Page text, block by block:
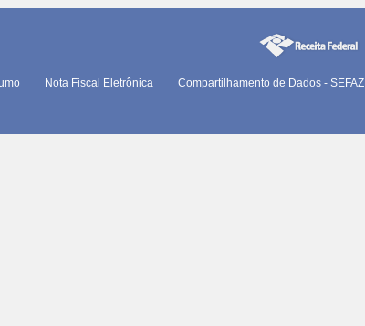
Nota Fiscal Eletrônica
Compartilhamento de Dados - SEFAZ